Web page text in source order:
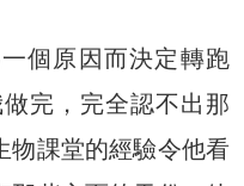
個原因而決定轉跑
完，完全認不出那
物課堂的經驗令他看